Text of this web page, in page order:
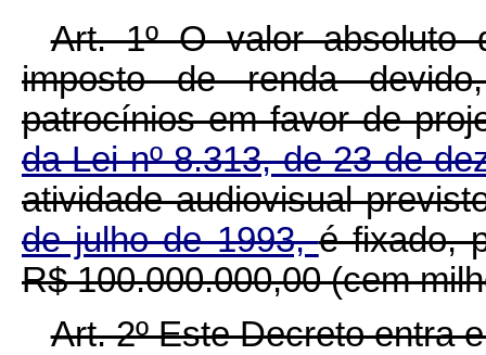
Art. 1º O valor absoluto
imposto de renda
patrocínios em favor de
da Lei nº 8.313, de 23 de
atividade audiovisual
de julho de 1993,é fixado,
R$ 100.000.000,00 (cem
Art. 2º Este Decreto entra